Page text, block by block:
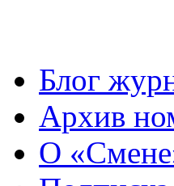
Блог
Архив
О